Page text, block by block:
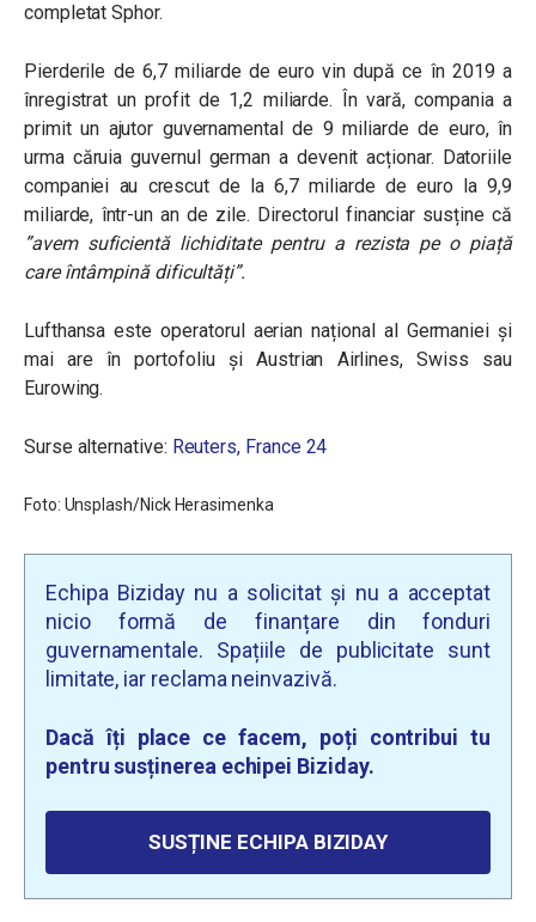
completat Sphor.
Pierderile de 6,7 miliarde de euro vin după ce în 2019 a
înregistrat un profit de 1,2 miliarde. În vară, compania a
primit un ajutor guvernamental de 9 miliarde de euro, în
urma căruia guvernul german a devenit acționar. Datoriile
companiei au crescut de la 6,7 miliarde de euro la 9,9
miliarde, într-un an de zile. Directorul financiar susține că
”avem suficientă lichiditate pentru a rezista pe o piață
care întâmpină dificultăți”.
Lufthansa este operatorul aerian național al Germaniei și
mai are în portofoliu și Austrian Airlines, Swiss sau
Eurowing.
Surse alternative: Reuters, France 24
Foto: Unsplash/Nick Herasimenka
Echipa Biziday nu a solicitat și nu a acceptat
nicio formă de finanțare din fonduri
guvernamentale. Spațiile de publicitate sunt
limitate, iar reclama neinvazivă.
Dacă îți place ce facem, poți contribui tu
pentru susținerea echipei Biziday.
SUSȚINE ECHIPA BIZIDAY